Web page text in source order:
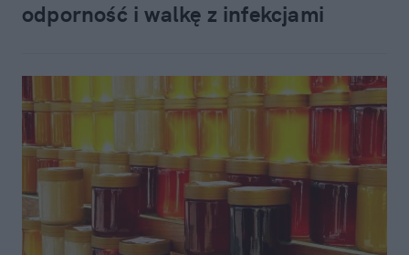
odporność i walkę z infekcjami